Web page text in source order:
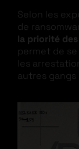
Selon les
de
la priorité
permet de
les
autres gangs